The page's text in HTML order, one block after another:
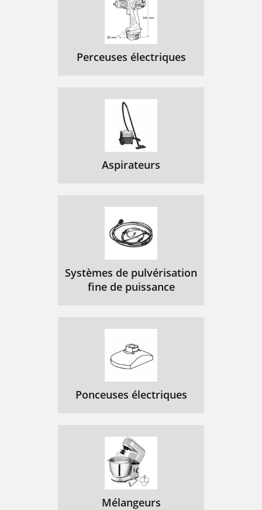
Perceuses électriques
Aspirateurs
Systèmes de pulvérisation
fine de puissance
Ponceuses électriques
Mélangeurs